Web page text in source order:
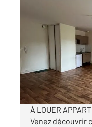
CHATEAUROUX
48,01 m , 2 pièces
Ref : 10128
Appartement
470 €
par mois charges
À LOUER
Venez découvrir